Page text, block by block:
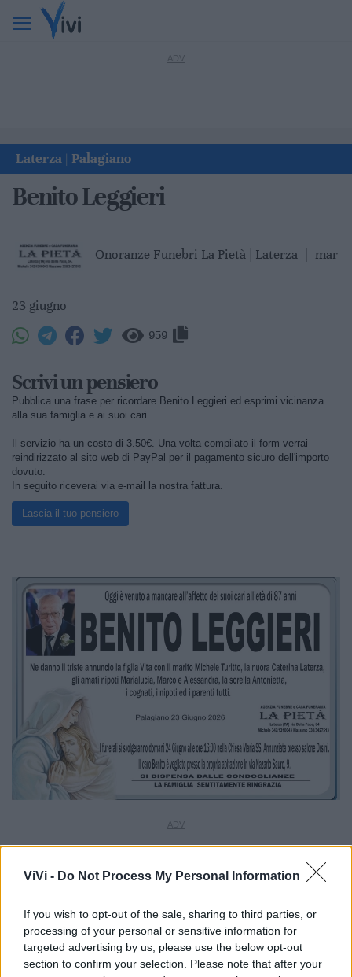
ViVi - Do Not Process My Personal Information
If you wish to opt-out of the sale, sharing to third parties, or
processing of your personal or sensitive information for
targeted advertising by us, please use the below opt-out
section to confirm your selection. Please note that after your
Laterza Palagiano
Benito Leggieri
Onoranze Funebri La Pietà | Laterza mar
23 giugno
959
Scrivi un pensiero
Pubblica una frase per ricordare Benito Leggieri ed esprimi vicinanza
alla sua famiglia e ai suoi cari.
Il servizio ha un costo di 3.50€. Una volta compilato il form verrai
reindirizzato al sito web di PayPal per il pagamento sicuro dell'importo
dovuto.
In seguito riceverai via e-mail la nostra fattura.
Lascia il tuo pensiero